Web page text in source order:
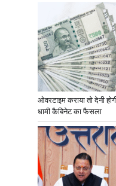
ओवरटाइम कराया तो देनी
धामी कैबिनेट का फैसला